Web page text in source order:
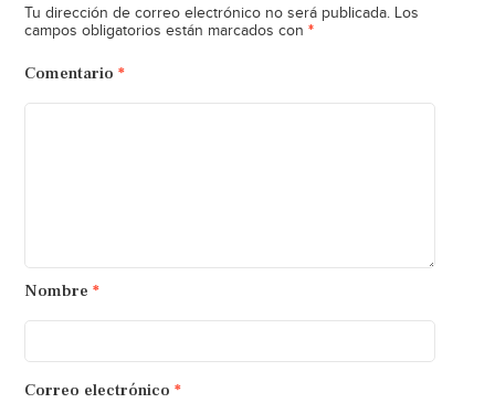
Tu dirección de correo electrónico no será publicada. Los
campos obligatorios están marcados con *
Comentario *
Nombre *
Correo electrónico *